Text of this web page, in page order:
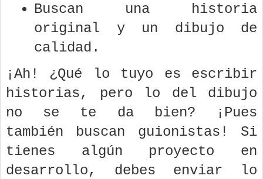
Buscan una historia
original y un dibujo de
calidad.
¡Ah! ¿Qué lo tuyo es escribir
historias, pero lo del dibujo
no se te da bien? ¡Pues
también buscan guionistas! Si
tienes algún proyecto en
desarrollo, debes enviar lo